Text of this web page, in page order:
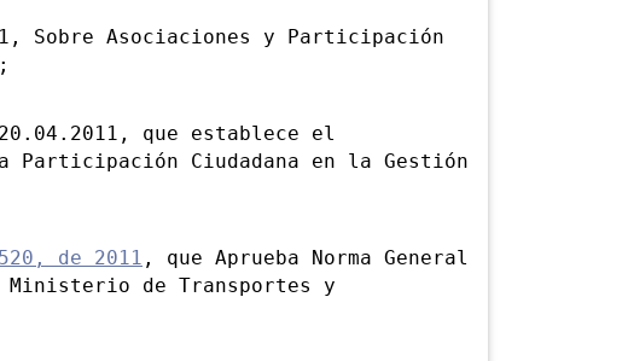
Sobre Asociaciones y Participación
que establece el
Ciudadana en la Gestión
de 2011 , que Aprueba Norma General
de Transportes y